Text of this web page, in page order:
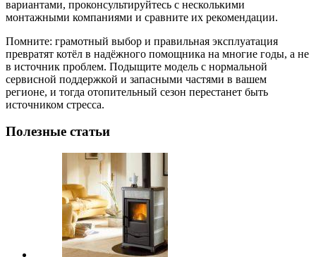
вариантами, проконсультируйтесь с несколькими
монтажными компаниями и сравните их рекомендации.
Помните: грамотный выбор и правильная эксплуатация
превратят котёл в надёжного помощника на многие годы, а не
в источник проблем. Подыщите модель с нормальной
сервисной поддержкой и запасными частями в вашем
регионе, и тогда отопительный сезон перестанет быть
источником стресса.
Полезные статьи